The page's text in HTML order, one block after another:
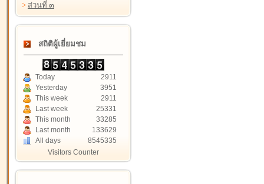
> ส่วนที่ ๓
สถิติผู้เยี่ยมชม
Today
2911
Yesterday
3951
This week
2911
Last week
25331
This month
33285
Last month
133629
All days
8545335
Visitors Counter